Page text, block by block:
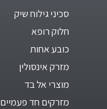
סכיני גילוח שיק
חלוק רופא
כובע אחות
מזרק אינסולין
מוצרי אל בד
מזרקים חד פעמיים